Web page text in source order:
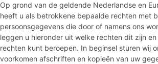
Op grond van de geldende Nederlandse en
heeft u als betrokkene bepaalde rechten met
persoonsgegevens die door of namens ons
leggen u hieronder uit welke rechten dit zijn
rechten kunt beroepen. In beginsel sturen wij
voorkomen afschriften en kopieën van uw